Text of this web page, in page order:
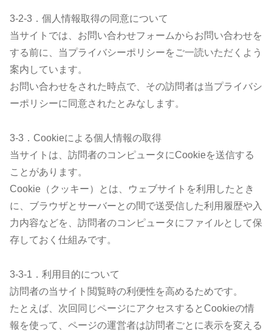
3-2-3．個人情報取得の同意について
当サイトでは、お問い合わせフォームからお問い合わせを
する前に、当プライバシーポリシーをご一読いただくよう
案内しています。
お問い合わせをされた時点で、その訪問者は当プライバシ
ーポリシーに同意されたとみなします。
3-3．Cookieによる個人情報の取得
当サイトは、訪問者のコンピュータにCookieを送信する
ことがあります。
Cookie（クッキー）とは、ウェブサイトを利用したとき
に、ブラウザとサーバーとの間で送受信した利用履歴や入
力内容などを、訪問者のコンピュータにファイルとして保
存しておく仕組みです。
3-3-1．利用目的について
訪問者の当サイト閲覧時の利便性を高めるためです。
たとえば、次回同じページにアクセスするとCookieの情
報を使って、ページの運営者は訪問者ごとに表示を変える